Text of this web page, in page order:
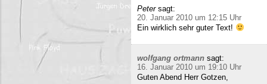
Peter sagt:
20. Januar 2010 um 12:15 Uhr
Ein wirklich sehr guter Text!
wolfgang ortmann sagt:
16. Januar 2010 um 19:10 Uhr
Guten Abend Herr Gotzen,